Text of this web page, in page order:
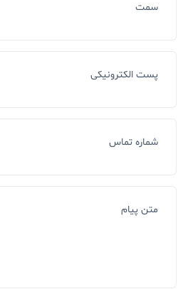
سمت
پست الکترونیکی
شماره تماس
متن پیام